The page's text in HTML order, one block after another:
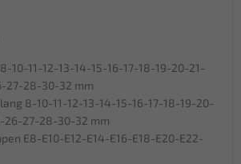
10-11-12-13-14-15-16-17-18-19-20-21-
27-28-30-32 mm
8-10-11-12-13-14-15-16-17-18-19-20-
26-27-28-30-32 mm
E8-E10-E12-E14-E16-E18-E20-E22-